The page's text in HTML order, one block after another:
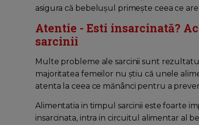
asigura că bebelușul primește ceea ce are
Atentie - Esti insarcinată?
sarcinii
Multe probleme ale sarcinii sunt
majoritatea femeilor nu știu că unele
atenta la ceea ce mănânci pentru a
Alimentatia in timpul sarcinii este foarte
insarcinata, intra in circuitul alimentar al